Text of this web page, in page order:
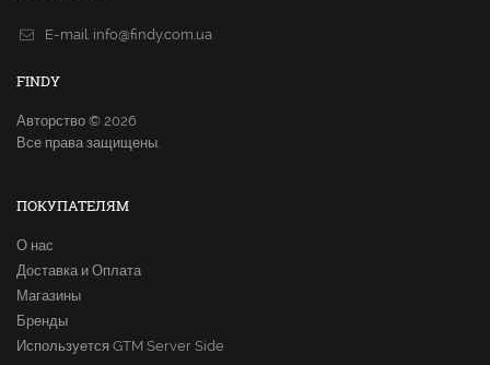
E-mail. info@findy.com.ua
FINDY
Авторство © 2026
Все права защищены.
ПОКУПАТЕЛЯМ
О нас
Доставка и Оплата
Магазины
Бренды
Используется GTM Server Side